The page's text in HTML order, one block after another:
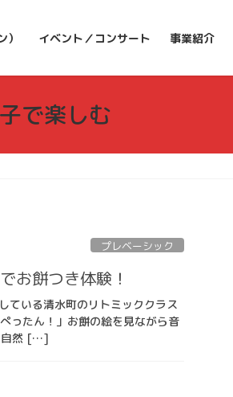
イベント／コンサート 事業紹介
で楽しむ
プレベーシック
お餅つき体験！
ている清水町のリトミッククラス
ったん！」お餅の絵を見ながら音
自然 […]